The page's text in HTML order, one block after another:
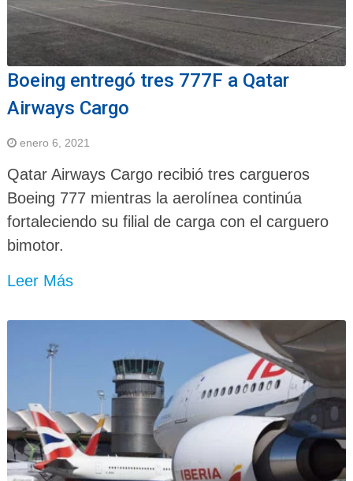
Boeing entregó tres 777F a Qatar
Airways Cargo
enero 6, 2021
Qatar Airways Cargo recibió tres cargueros
Boeing 777 mientras la aerolínea continúa
fortaleciendo su filial de carga con el carguero
bimotor.
Leer Más